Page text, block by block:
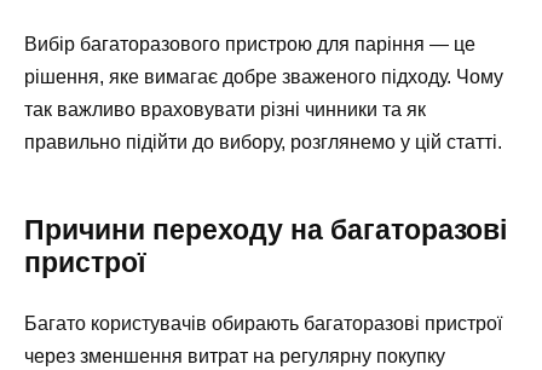
Вибір багаторазового пристрою для паріння — це
рішення, яке вимагає добре зваженого підходу. Чому
так важливо враховувати різні чинники та як
правильно підійти до вибору, розглянемо у цій статті.
Причини переходу на багаторазові
пристрої
Багато користувачів обирають багаторазові пристрої
через зменшення витрат на регулярну покупку